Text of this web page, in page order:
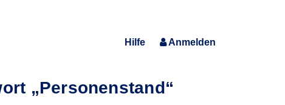
Hilfe Anmelden
„Personenstand“